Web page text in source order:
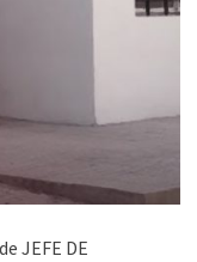
JEFE DE